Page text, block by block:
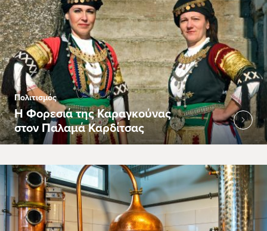
Πολιτισμός
Η Φορεσιά της Καραγκούνας
στον Παλαμά Καρδίτσας